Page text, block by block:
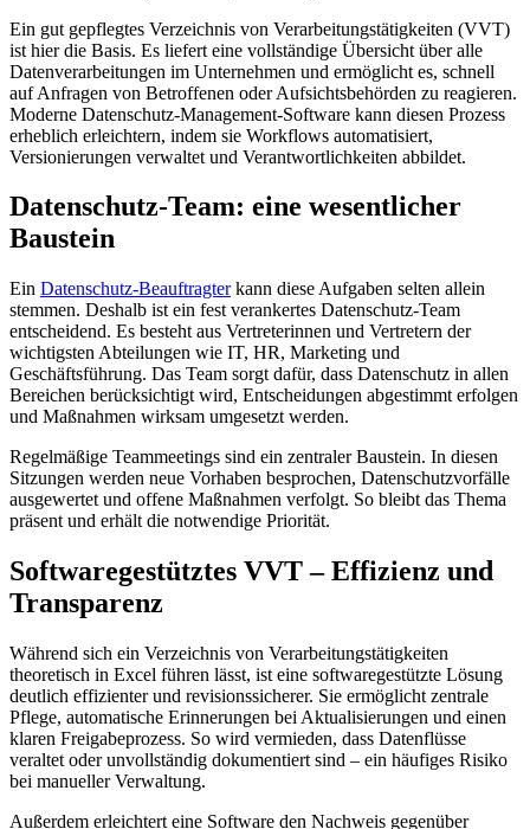
Ein gut gepflegtes Verzeichnis von Verarbeitungstätigkeiten (VVT)
ist hier die Basis. Es liefert eine vollständige Übersicht über alle
Datenverarbeitungen im Unternehmen und ermöglicht es, schnell
auf Anfragen von Betroffenen oder Aufsichtsbehörden zu reagieren.
Moderne Datenschutz-Management-Software kann diesen Prozess
erheblich erleichtern, indem sie Workflows automatisiert,
Versionierungen verwaltet und Verantwortlichkeiten abbildet.
Datenschutz-Team: eine wesentlicher
Baustein
Ein Datenschutz-Beauftragterkann diese Aufgaben selten allein
stemmen. Deshalb ist ein fest verankertes Datenschutz-Team
entscheidend. Es besteht aus Vertreterinnen und Vertretern der
wichtigsten Abteilungen wie IT, HR, Marketing und
Geschäftsführung. Das Team sorgt dafür, dass Datenschutz in allen
Bereichen berücksichtigt wird, Entscheidungen abgestimmt erfolgen
und Maßnahmen wirksam umgesetzt werden.
Regelmäßige Teammeetings sind ein zentraler Baustein. In diesen
Sitzungen werden neue Vorhaben besprochen, Datenschutzvorfälle
ausgewertet und offene Maßnahmen verfolgt. So bleibt das Thema
präsent und erhält die notwendige Priorität.
Softwaregestütztes VVT – Effizienz und
Transparenz
Während sich ein Verzeichnis von Verarbeitungstätigkeiten
theoretisch in Excel führen lässt, ist eine softwaregestützte Lösung
deutlich effizienter und revisionssicherer. Sie ermöglicht zentrale
Pflege, automatische Erinnerungen bei Aktualisierungen und einen
klaren Freigabeprozess. So wird vermieden, dass Datenflüsse
veraltet oder unvollständig dokumentiert sind – ein häufiges Risiko
bei manueller Verwaltung.
Außerdem erleichtert eine Software den Nachweis gegenüber